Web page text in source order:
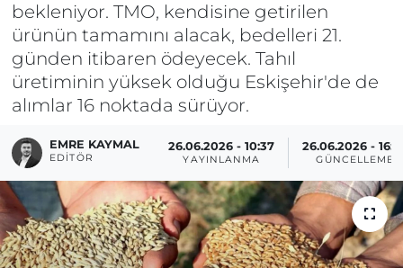
bekleniyor. TMO, kendisine getirilen
ürünün tamamını alacak, bedelleri 21.
günden itibaren ödeyecek. Tahıl
üretiminin yüksek olduğu Eskişehir'de de
alımlar 16 noktada sürüyor.
EMRE KAYMAL
EDITÖR
26.06.2026 - 10:37
YAYINLANMA
26.06.2026 -
GÜNCELLEME